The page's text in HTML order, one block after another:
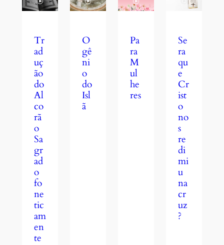
Tr
ad
uç
ão
do
Al
co
rã
o
Sa
gr
ad
o
fo
ne
tic
am
en
te
O
gê
ni
o
do
Isl
ã
Pa
ra
M
ul
he
res
Se
ra
qu
e
Cr
ist
o
no
s
re
di
mi
u
na
cr
uz
?